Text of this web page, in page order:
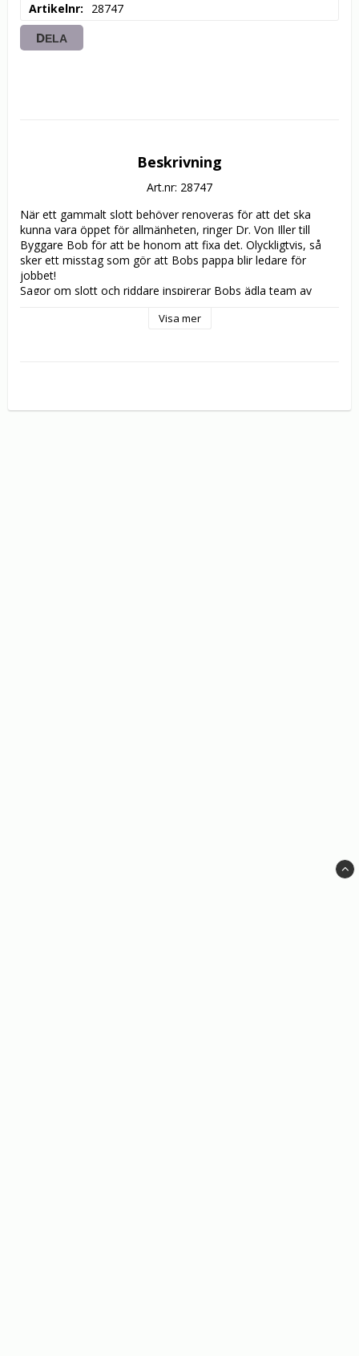
Artikelnr
28747
DELA
Beskrivning
Art.nr: 28747
När ett gammalt slott behöver renoveras för att det ska
kunna vara öppet för allmänheten, ringer Dr. Von Iller till
Byggare Bob för att be honom att fixa det. Olyckligtvis, så
sker ett misstag som gör att Bobs pappa blir ledare för
jobbet!
Sagor om slott och riddare inspirerar Bobs ädla team av
rustning! Bobs pappa börjar trimma häckarna till en labyrint,
hemliga dörren? Kommer Bob och hans team att hinna
Visa mer